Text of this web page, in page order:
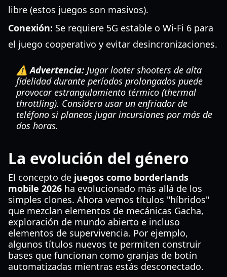
libre (estos juegos son masivos).
Conexión: Se requiere 5G estable o Wi-Fi 6 para
el juego cooperativo y evitar desincronizaciones.
⚠️ Advertencia: Jugar looter shooters de alta
fidelidad durante períodos prolongados puede
provocar estrangulamiento térmico (thermal
throttling). Considera usar un enfriador de
teléfono si planeas jugar incursiones por más de
dos horas.
La evolución del género
El concepto de juegos como borderlands
mobile 2026 ha evolucionado más allá de los
simples clones. Ahora vemos títulos "híbridos"
que mezclan elementos de mecánicas Gacha,
exploración de mundo abierto e incluso
elementos de supervivencia. Por ejemplo,
algunos títulos nuevos te permiten construir
bases que funcionan como granjas de botín
automatizadas mientras estás desconectado.